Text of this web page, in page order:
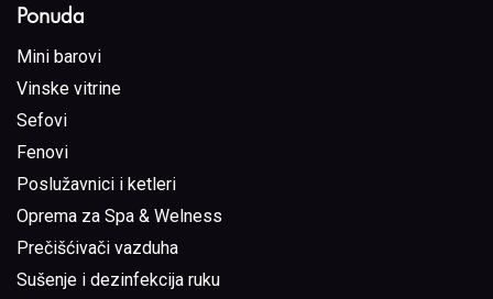
Ponuda
Mini barovi
Vinske vitrine
Sefovi
Fenovi
Poslužavnici i ketleri
Oprema za Spa & Welness
Prečišćivači vazduha
Sušenje i dezinfekcija ruku